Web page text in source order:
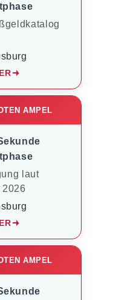
AMPEL
laut
2026
AMPEL